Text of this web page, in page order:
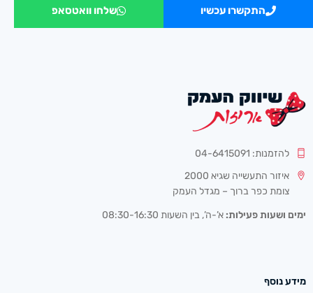
התקשרו עכשיו שלחו וואטסאפ
להזמנות: 04-6415091
איזור התעשייה שגיא 2000
צומת כפר ברוך – מגדל העמק
ימים ושעות פעילות: א’-ה’, בין השעות 08:30-16:30
מידע נוסף